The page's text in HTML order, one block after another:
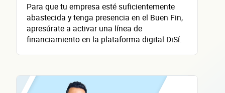
Para que tu empresa esté suficientemente
abastecida y tenga presencia en el Buen Fin,
apresúrate a activar una línea de
financiamiento en la plataforma digital DiSí.
Segundo apellido
Teléfono
Confirma tu correo electrónico